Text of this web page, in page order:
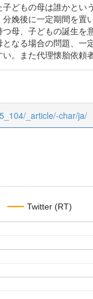
どもの母は誰かと
娩後に一定期間を
母、子どもの誕生を
なる場合の問題、
。また代理懐胎依
_article/-char/ja/
Twitter (RT)